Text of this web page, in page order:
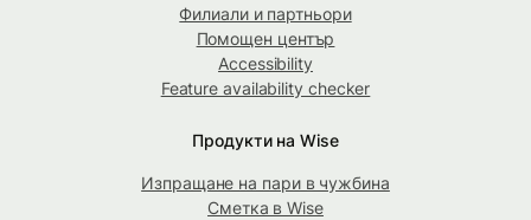
Филиали и партньори
Помощен център
Accessibility
Feature availability checker
Продукти на Wise
Изпращане на пари в чужбина
Сметка в Wise